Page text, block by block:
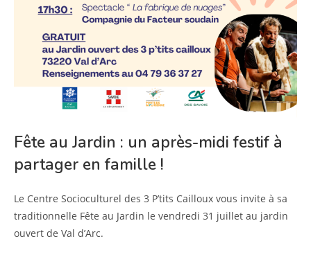
Fête au Jardin : un après-midi festif à
partager en famille !
Le Centre Socioculturel des 3 P’tits Cailloux vous invite à sa
traditionnelle Fête au Jardin le vendredi 31 juillet au jardin
ouvert de Val d’Arc.